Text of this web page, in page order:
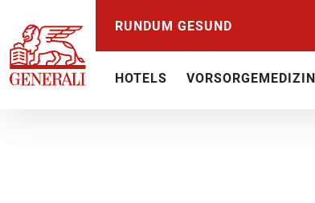
RUNDUM GESUND
HOTELS VORSORGEMEDIZIN